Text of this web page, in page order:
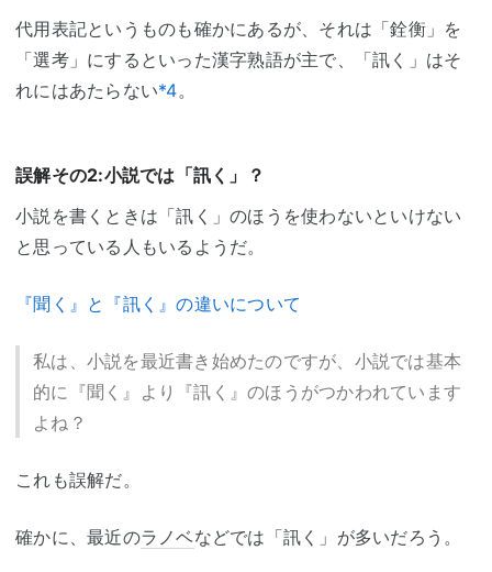
代用表記というものも確かにあるが、それは「銓衡」を
「選考」にするといった漢字熟語が主で、「訊く」はそ
れにはあたらない*4。
誤解その2:小説では「訊く」？
小説を書くときは「訊く」のほうを使わないといけない
と思っている人もいるようだ。
『聞く』と『訊く』の違いについて
私は、小説を最近書き始めたのですが、小説では基本
的に『聞く』より『訊く』のほうがつかわれています
よね？
これも誤解だ。
確かに、最近のラノベなどでは「訊く」が多いだろう。